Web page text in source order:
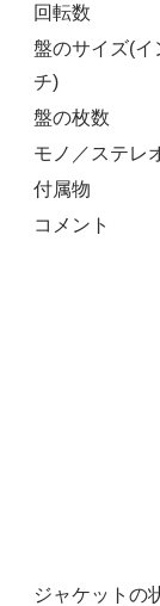
回転数
盤のサイズ(イ
チ)
盤の枚数
モノ／ステレ
付属物
コメント
ジャケットの